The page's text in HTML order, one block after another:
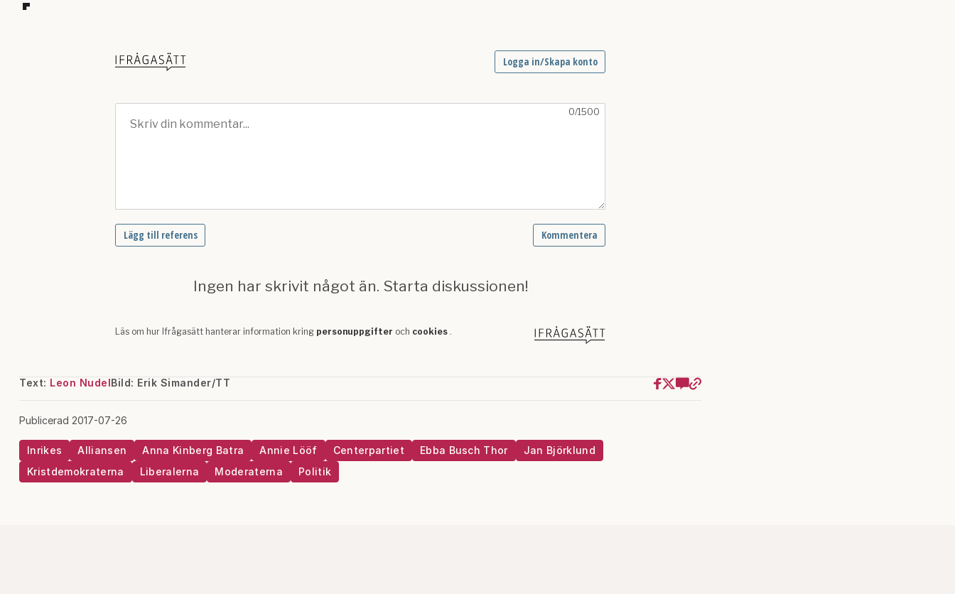
Text: Leon NudelBild: Erik Simander/TT
Publicerad 2017-07-26
Inrikes Alliansen Anna Kinberg Batra Annie Lööf Centerpartiet Ebba Busch Thor
Jan Björklund
Kristdemokraterna
Liberalerna Moderaterna Politik